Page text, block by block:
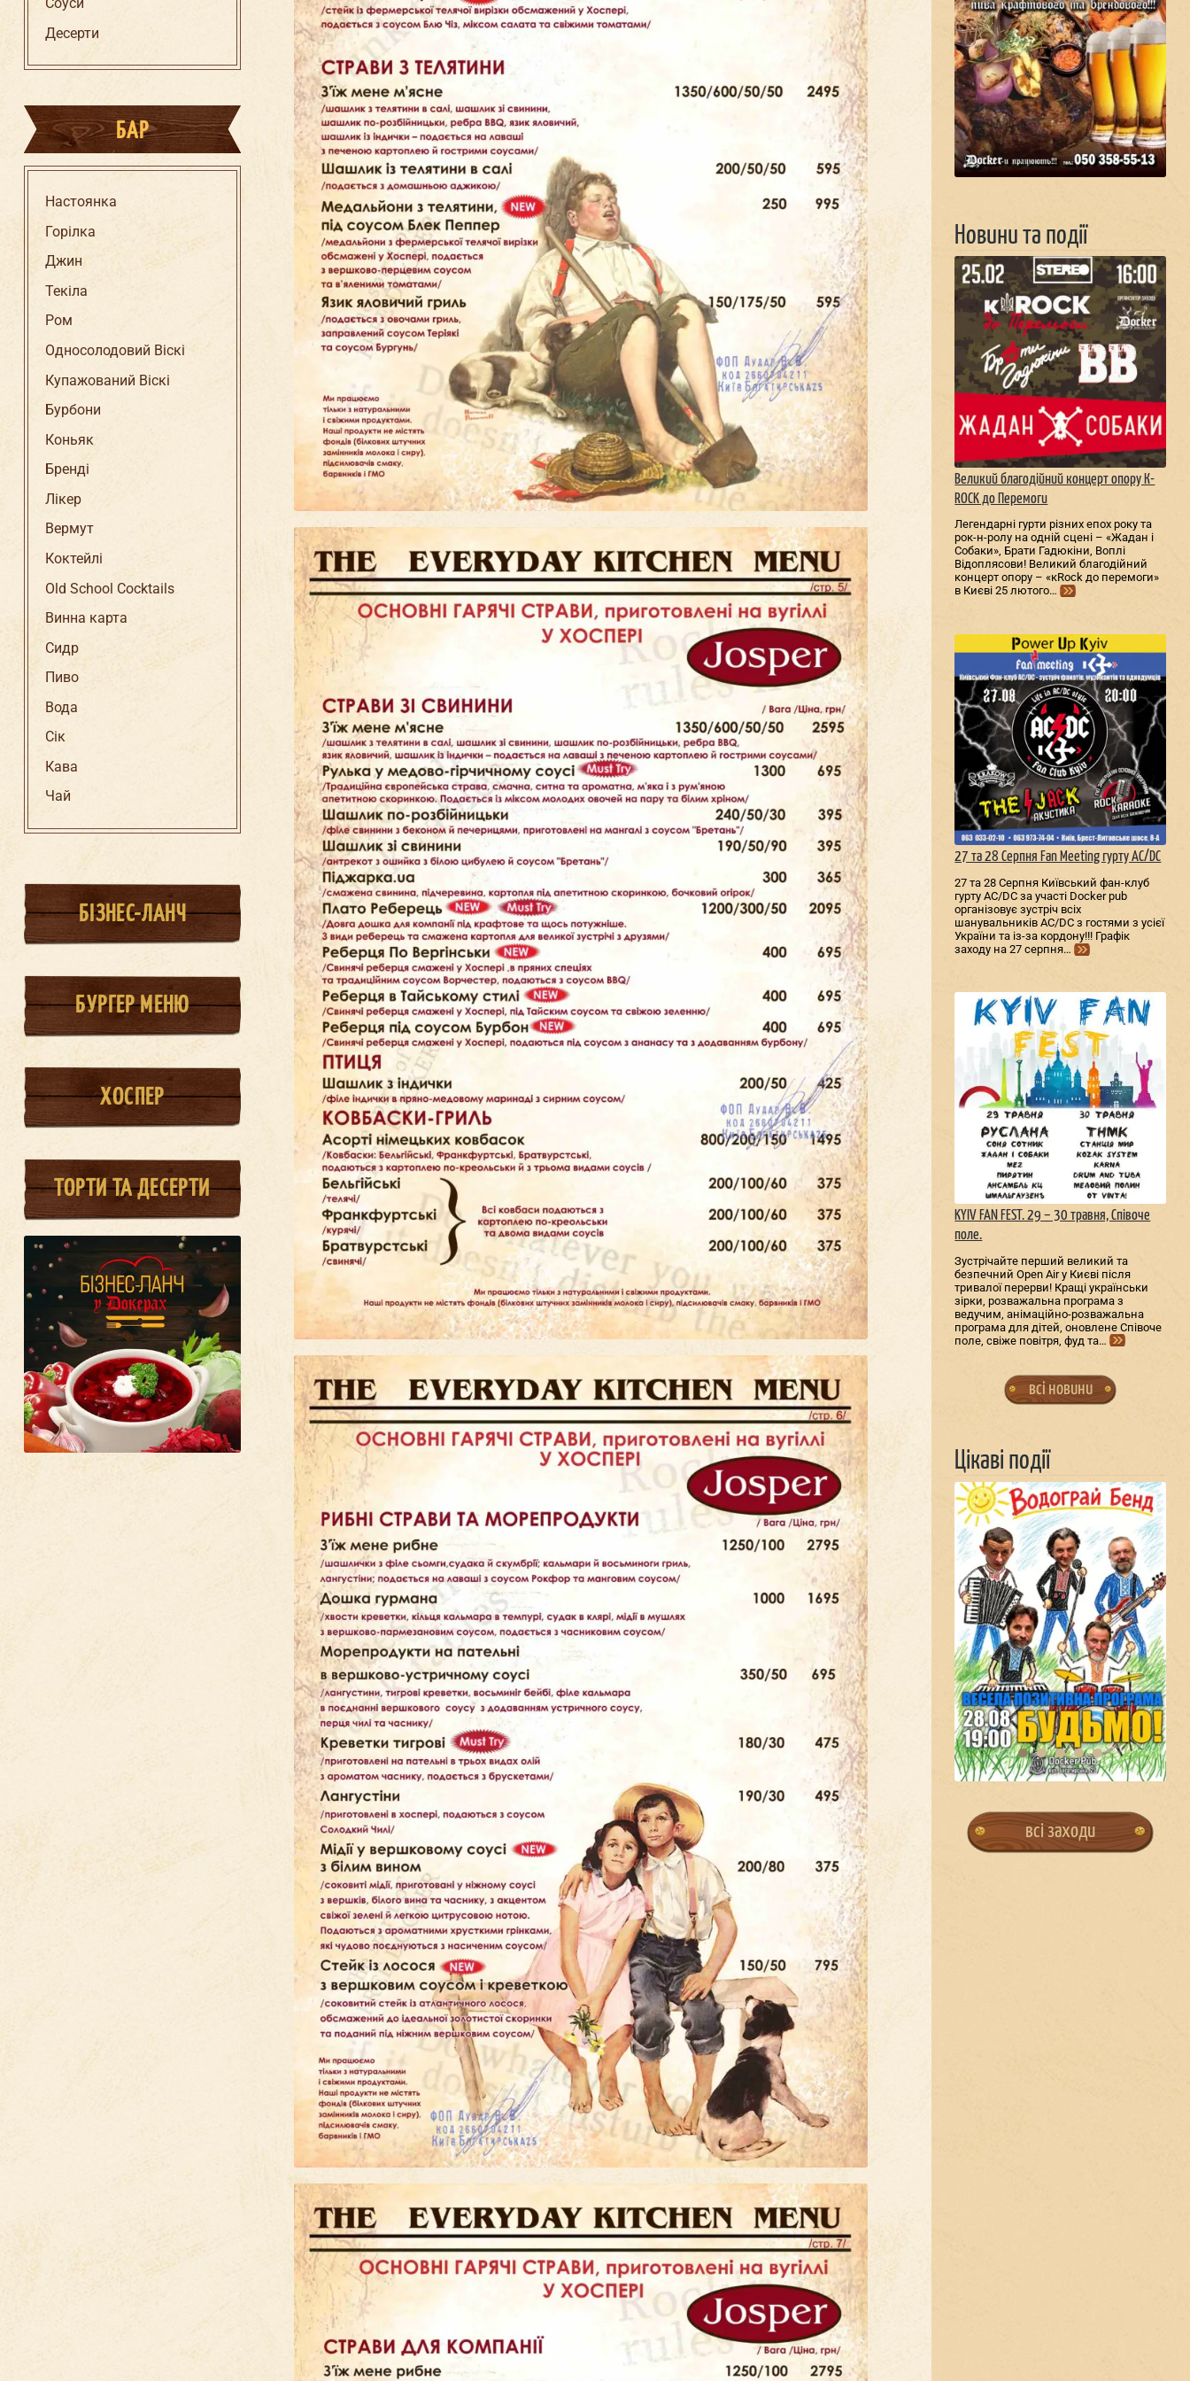
Соуси
Десерти
БАР
Настоянка
Горілка
Джин
Текіла
Ром
Односолодовий Віскі
Купажований Віскі
Бурбони
Коньяк
Бренді
Лікер
Вермут
Коктейлі
Old School Cocktails
Винна карта
Сидр
Пиво
Вода
Сік
Кава
Чай
БІЗНЕС-ЛАНЧ
БУРГЕР МЕНЮ
ХОСПЕР
ТОРТИ ТА ДЕСЕРТИ
Новини та події
Великий благодійний концерт опору К-
ROCK до Перемоги
Легендарні гурти різних епох року та
рок-н-ролу на одній сцені – «Жадан і
Собаки», Брати Гадюкіни, Воплі
Відоплясови! Великий благодійний
концерт опору – «кRock до перемоги»
в Києві 25 лютого…
27 та 28 Серпня Fan Meeting гурту AC/DС
27 та 28 Серпня Київський фан-клуб
гурту AC/DС за участі Docker pub
організовує зустріч всіх
шанувальників AC/DС з гостями з усієї
України та із-за кордону!!! Графік
заходу на 27 серпня…
KYIV FAN FEST. 29 – 30 травня, Співоче
поле.
Зустрічайте перший великий та
безпечний Open Air у Києві після
тривалої перерви! Кращі українськи
зірки, розважальна програма з
ведучим, анімаційно-розважальна
програма для дітей, оновлене Співоче
поле, свіже повітря, фуд та…
всі новини
Цікаві події
всі заходи